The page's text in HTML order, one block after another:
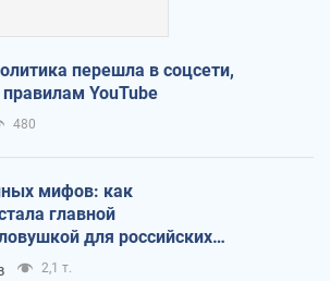
перешла в соцсети,
YouTube
480
мифов: как
главной
для российских
2,1 т.